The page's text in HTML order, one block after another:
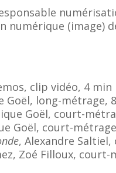
numérique (image)
clip vidéo, 4 min
Goël, long-métrage,
Goël, court-
Goël, court-
, Alexandre
Zoé Filloux, court-